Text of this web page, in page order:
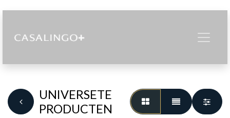
UNIVERSETE
PRODUCTEN